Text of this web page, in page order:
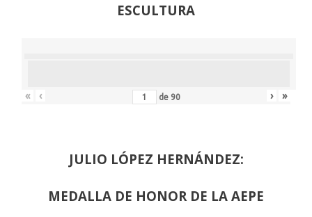
ESCULTURA
« ‹ de 90 › »
JULIO LÓPEZ HERNÁNDEZ:
MEDALLA DE HONOR DE LA AEPE